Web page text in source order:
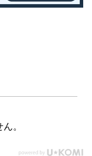
。